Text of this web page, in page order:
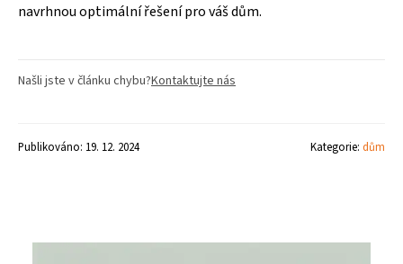
navrhnou optimální řešení pro váš dům.
Našli jste v článku chybu?Kontaktujte nás
Publikováno: 19. 12. 2024 Kategorie: dům